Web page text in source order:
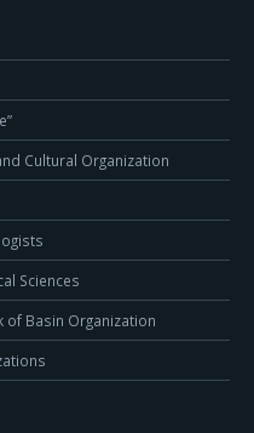
Cultural Organization
Sciences
of Basin Organization